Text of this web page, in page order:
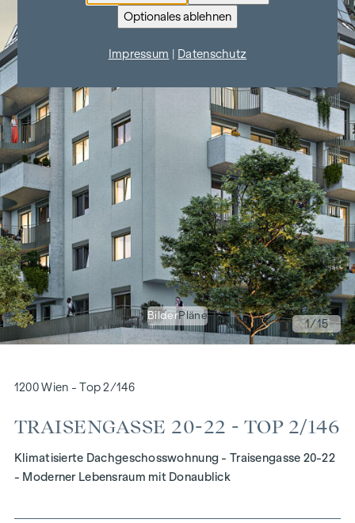
BilderPläne
1/15
1200 Wien - Top 2/146
TRAISENGASSE 20-22 - TOP 2/146
Klimatisierte Dachgeschosswohnung - Traisengasse 20-22
- Moderner Lebensraum mit Donaublick
Optionales ablehnen
Impressum Datenschutz